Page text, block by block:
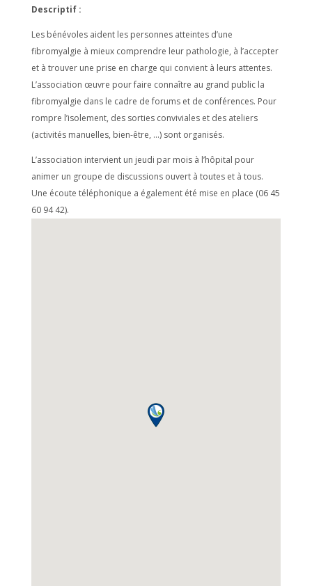
Descriptif :
Les bénévoles aident les personnes atteintes d’une
fibromyalgie à mieux comprendre leur pathologie, à l’accepter
et à trouver une prise en charge qui convient à leurs attentes.
L’association œuvre pour faire connaître au grand public la
fibromyalgie dans le cadre de forums et de conférences. Pour
rompre l’isolement, des sorties conviviales et des ateliers
(activités manuelles, bien-être, …) sont organisés.
L’association intervient un jeudi par mois à l’hôpital pour
animer un groupe de discussions ouvert à toutes et à tous.
Une écoute téléphonique a également été mise en place (06 45
60 94 42).